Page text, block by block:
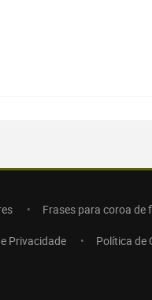
Frases para coroa de
Privacidade Política de